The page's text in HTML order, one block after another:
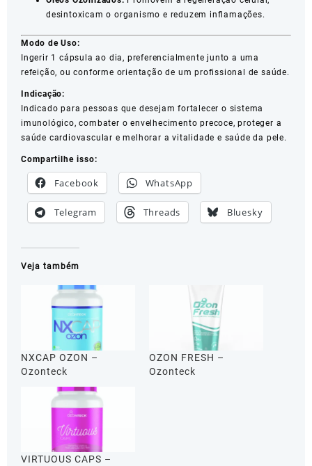
desintoxicam o organismo e reduzem inflamações.
Modo de Uso:
Ingerir 1 cápsula ao dia, preferencialmente junto a uma
refeição, ou conforme orientação de um profissional de saúde.
Indicação:
Indicado para pessoas que desejam fortalecer o sistema
imunológico, combater o envelhecimento precoce, proteger a
saúde cardiovascular e melhorar a vitalidade e saúde da pele.
Compartilhe isso:
Facebook WhatsApp
Telegram Threads Bluesky
Veja também
NXCAP OZON –
Ozonteck
OZON FRESH –
Ozonteck
VIRTUOUS CAPS –